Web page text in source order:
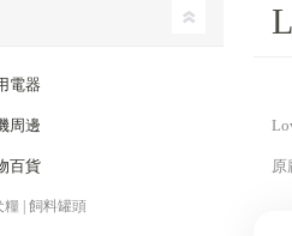
原
電器
周邊
百貨
糧 | 飼料罐頭